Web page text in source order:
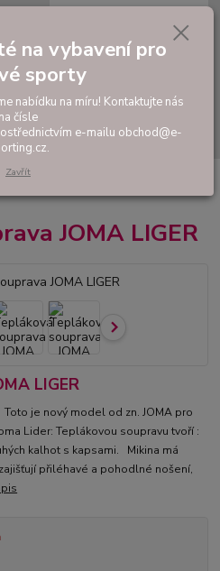
Hledat
0,00 Kč
JOMA LIGER
LIGER
je nový model od zn. JOMA pro
Lider: Teplákovou soupravu tvoří :
kalhot s kapsami. Mikina má
přiléhavé a pohodlné nošení,
na vybavení pro
sporty
nabídku na míru! Kontaktujte nás
na čísle
e-mailu obchod@e-
Zavřít